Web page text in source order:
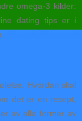
omega-3 kilder:
dating tips er i
Hvordan skal
det er en resept,
av alle former av